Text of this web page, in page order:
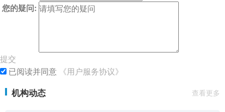
您的疑问:
提交
已阅读并同意 《用户服务协议》
机构动态 查看更多